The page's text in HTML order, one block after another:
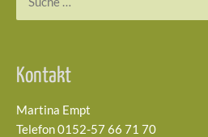
Kontakt
Martina Empt
Telefon 0152-57 66 71 70